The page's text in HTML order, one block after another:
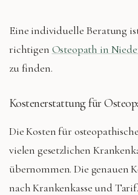
Eine individuelle Beratung
richtigen Osteopath in
zu finden.
Kostenerstattung für
Die Kosten für
vielen gesetzlichen
übernommen. Die genauen
nach Krankenkasse und